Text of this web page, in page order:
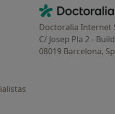
Contacto
Doctoralia - Página de
Doctoralia Internet
C/ Josep Pla 2 -
08019 Barcelona,